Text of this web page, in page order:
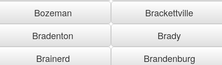
Bozeman
Brackettville
Bradenton
Brady
Brainerd
Brandenburg